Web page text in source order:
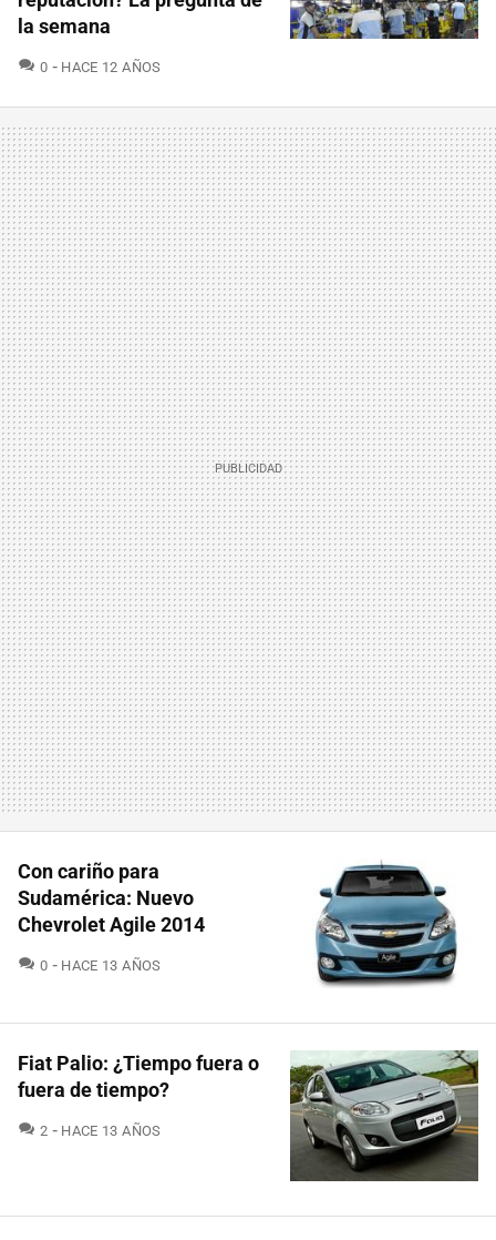
la semana
0 COMENTARIOS
HACE 12 AÑOS
Con cariño para
Sudamérica: Nuevo
Chevrolet Agile 2014
0 COMENTARIOS
HACE 13 AÑOS
Fiat Palio: ¿Tiempo fuera o
fuera de tiempo?
2 COMENTARIOS
HACE 13 AÑOS